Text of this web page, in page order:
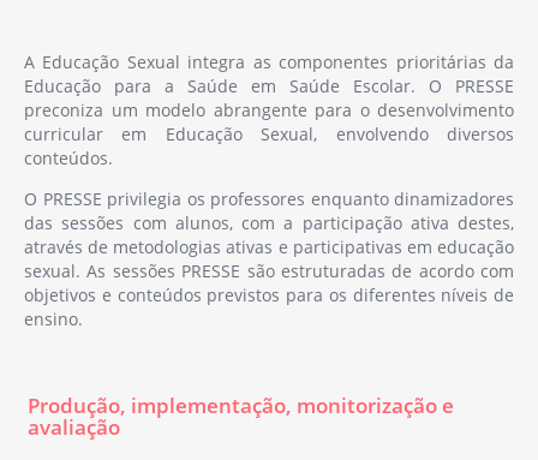
A Educação Sexual integra as componentes prioritárias da
Educação para a Saúde em Saúde Escolar. O PRESSE
preconiza um modelo abrangente para o desenvolvimento
curricular em Educação Sexual, envolvendo diversos
conteúdos.
O PRESSE privilegia os professores enquanto dinamizadores
das sessões com alunos, com a participação ativa destes,
através de metodologias ativas e participativas em educação
sexual. As sessões PRESSE são estruturadas de acordo com
objetivos e conteúdos previstos para os diferentes níveis de
ensino.
Produção, implementação, monitorização e
avaliação
na formação pré-graduada e pós-
graduada de estudantes do Ensino
Superior de Cursos de Licenciatura e
Mestrado das áreas da Saúde e Educação,
na lecionação de conteúdos das Áreas da
Saúde Escolar, Saúde Mental, Sexologia e
Educação Sexual.